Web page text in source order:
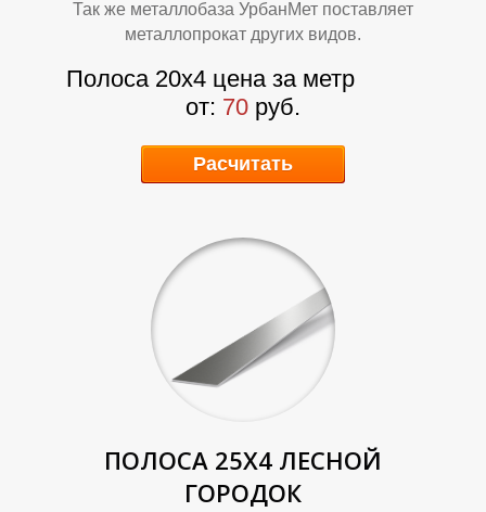
Р
Так же металлобаза УрбанМет поставляет
металлопрокат других видов.
Полоса 20х4 цена за метр
от: 70 руб.
Расчитать
ПОЛОСА 25Х4 ЛЕСНОЙ
ГОРОДОК
Р